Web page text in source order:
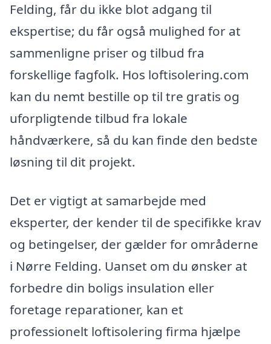
Felding, får du ikke blot adgang til
ekspertise; du får også mulighed for at
sammenligne priser og tilbud fra
forskellige fagfolk. Hos loftisolering.com
kan du nemt bestille op til tre gratis og
uforpligtende tilbud fra lokale
håndværkere, så du kan finde den bedste
løsning til dit projekt.
Det er vigtigt at samarbejde med
eksperter, der kender til de specifikke krav
og betingelser, der gælder for områderne
i Nørre Felding. Uanset om du ønsker at
forbedre din boligs insulation eller
foretage reparationer, kan et
professionelt loftisolering firma hjælpe